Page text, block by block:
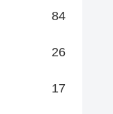
84
26
17